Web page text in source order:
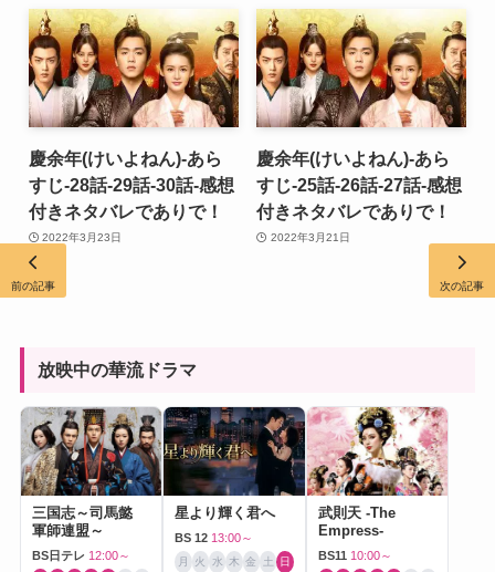
慶余年(けいよねん)-あら
すじ-28話-29話-30話-感想
付きネタバレでありで！
2022年3月23日
慶余年(けいよねん)-あら
すじ-25話-26話-27話-感想
付きネタバレでありで！
2022年3月21日
放映中の華流ドラマ
三国志～司馬懿
軍師連盟～
BS日テレ 12:00～
星より輝く君へ
BS 12 13:00～
月 火 水 木 金 土 日
武則天 -The
Empress-
BS11 10:00～
前の記事 次の記事